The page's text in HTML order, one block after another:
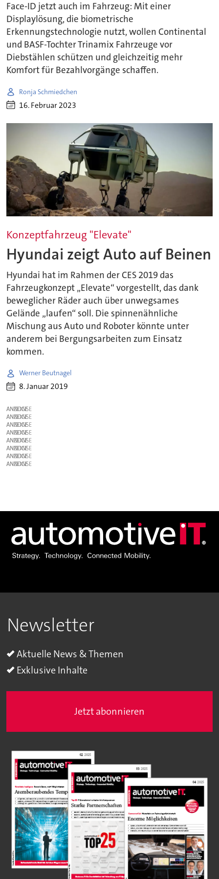
Face-ID jetzt auch im Fahrzeug: Mit einer
Displaylösung, die biometrische
Erkennungstechnologie nutzt, wollen Continental
und BASF-Tochter Trinamix Fahrzeuge vor
Diebstählen schützen und gleichzeitig mehr
Komfort für Bezahlvorgänge schaffen.
Ronja Schmiedchen
16. Februar 2023
Konzeptfahrzeug "Elevate"
Hyundai zeigt Auto auf Beinen
Hyundai hat im Rahmen der CES 2019 das
Fahrzeugkonzept „Elevate“ vorgestellt, das dank
beweglicher Räder auch über unwegsames
Gelände „laufen“ soll. Die spinnenähnliche
Mischung aus Auto und Roboter könnte unter
anderem bei Bergungsarbeiten zum Einsatz
kommen.
Werner Beutnagel
8. Januar 2019
ANZEIGE
ANZEIGE
ANZEIGE
ANZEIGE
ANZEIGE
ANZEIGE
ANZEIGE
ANZEIGE
Newsletter
Aktuelle News & Themen
Exklusive Inhalte
Jetzt abonnieren